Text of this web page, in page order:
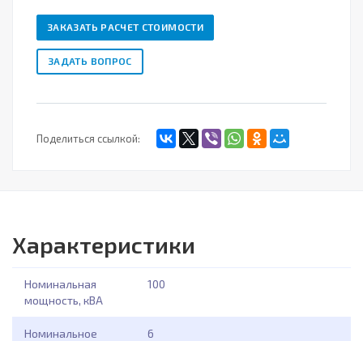
ЗАКАЗАТЬ РАСЧЕТ СТОИМОСТИ
ЗАДАТЬ ВОПРОС
Поделиться ссылкой:
Характеристики
Номинальная
мощность, кВА
100
Номинальное
6